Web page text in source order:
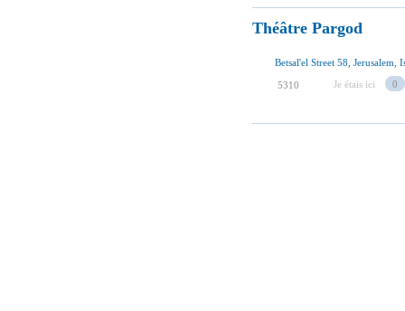
Théâtre Pargod
Betsal'el Street 58, Jerusalem,
5310 Je étais ici 0